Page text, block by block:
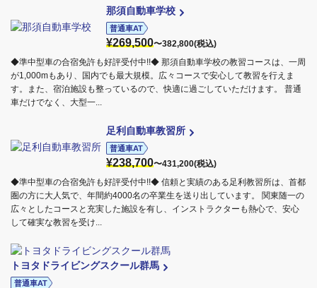
那須自動車学校
普通車AT
¥269,500〜382,800(税込)
◆準中型車の合宿免許も好評受付中!!◆ 那須自動車学校の教習コースは、一周
が1,000mもあり、国内でも最大規模。広々コースで安心して教習を行えま
す。また、宿泊施設も整っているので、快適に過ごしていただけます。 普通
車だけでなく、大型一...
足利自動車教習所
普通車AT
¥238,700〜431,200(税込)
◆準中型車の合宿免許も好評受付中!!◆ 信頼と実績のある足利教習所は、首都
圏の方に大人気で、年間約4000名の卒業生を送り出しています。 関東随一の
広々としたコースと充実した施設を有し、インストラクターも熱心で、安心
して確実な教習を受け...
トヨタドライビングスクール群馬
普通車AT